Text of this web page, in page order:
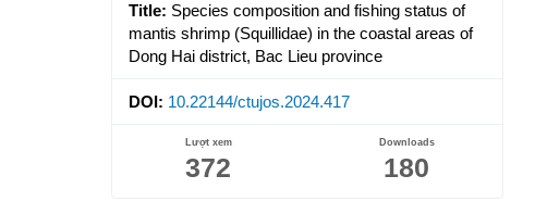
Title: Species composition and fishing status of
mantis shrimp (Squillidae) in the coastal areas of
Dong Hai district, Bac Lieu province
DOI: 10.22144/ctujos.2024.417
Lượt xem
372
Downloads
180